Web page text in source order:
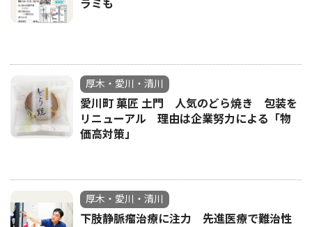
ラミも
厚木・愛川・清川
愛川町 菓匠 土門 人気のどら焼き 包装を
リニューアル 理由は企業努力による「物
価高対策」
厚木・愛川・清川
下肢静脈瘤治療に注力 先進医療で難治性